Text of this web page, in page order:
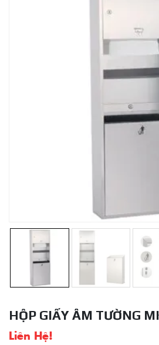
HỘP GIẤY ÂM TƯỜNG
Liên Hệ!